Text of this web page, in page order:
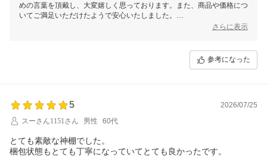
めの言葉を頂戴し、大変嬉しく思っております。また、商品や価格につ
いてご満足いただけたようで安心いたしました。
向上に努めてまいりますので引き続き何卒よろしくお願い申し上げま
さらに表示
参考になった
5
2026/07/25
スーさん1151さん
男性 60代
とても素敵な神棚でした。
梱包状態もとても丁寧になっていてとても良かったです。